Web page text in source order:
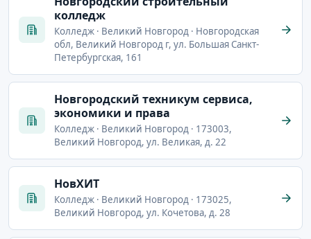
колледж
Колледж · Великий Новгород · Новгородская
обл, Великий Новгород г, ул. Большая Санкт-
Петербургская, 161
Новгородский техникум сервиса,
экономики и права
Колледж · Великий Новгород · 173003,
Великий Новгород, ул. Великая, д. 22
НовХИТ
Колледж · Великий Новгород · 173025,
Великий Новгород, ул. Кочетова, д. 28